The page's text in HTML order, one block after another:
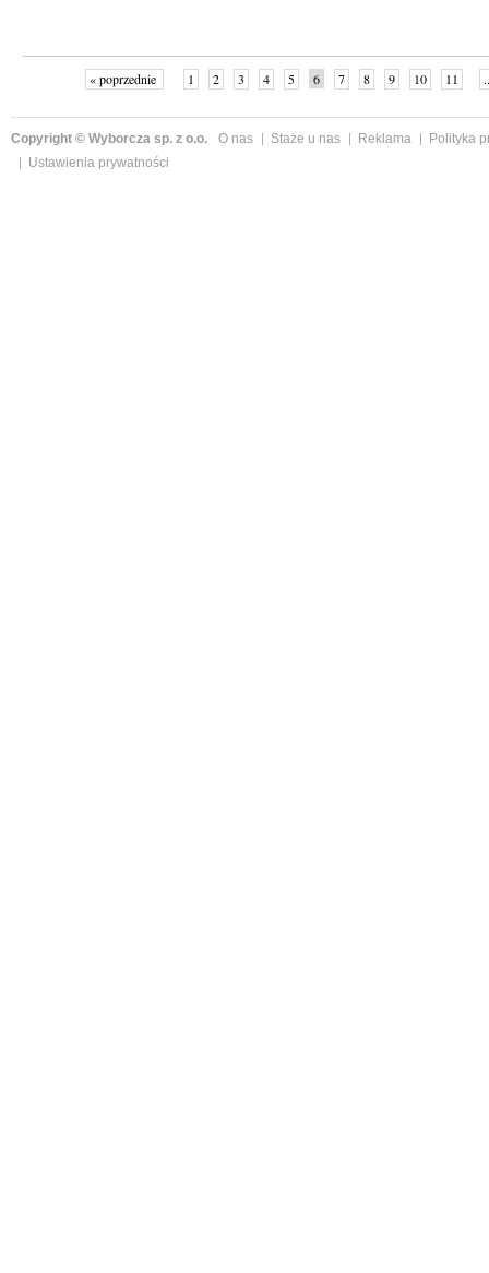
« poprzednie 1 2 3 4 5 6 7 8 9 10 11
Copyright © Wyborcza sp. z o.o. O nas Staże u nas Reklama
Polityka
Ustawienia prywatności